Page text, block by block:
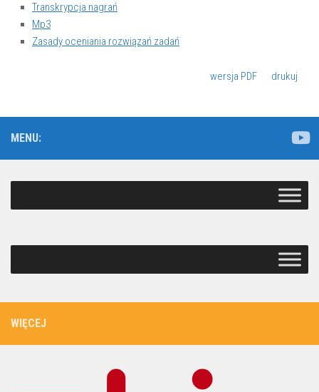
Transkrypcja nagrań
Mp3
Zasady oceniania rozwiązań zadań
wersja PDF drukuj
MENU:
WIĘCEJ